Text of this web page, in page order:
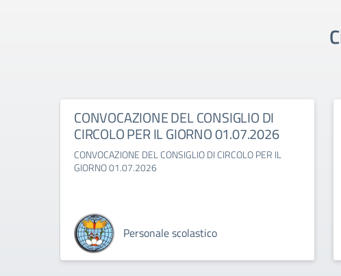
CONVOCAZIONE DEL CONSIGLIO DI
CIRCOLO PER IL GIORNO 01.07.2026
CONVOCAZIONE DEL CONSIGLIO DI CIRCOLO PER IL
GIORNO 01.07.2026
Personale scolastico